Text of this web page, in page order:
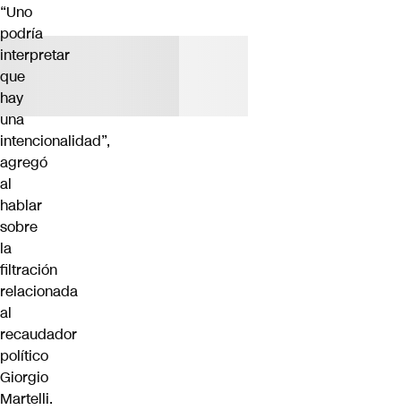
“Uno
podría
interpretar
que
hay
una
intencionalidad”,
agregó
al
hablar
sobre
la
filtración
relacionada
al
recaudador
político
Giorgio
Martelli.